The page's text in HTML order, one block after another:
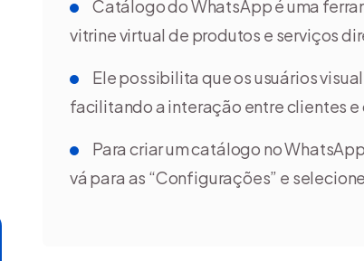
Catálogo do WhatsApp é uma
vitrine virtual de produtos e serviços
Ele possibilita que os usuários
facilitando a interação entre clientes e
Para criar um catálogo no
vá para as “Configurações” e